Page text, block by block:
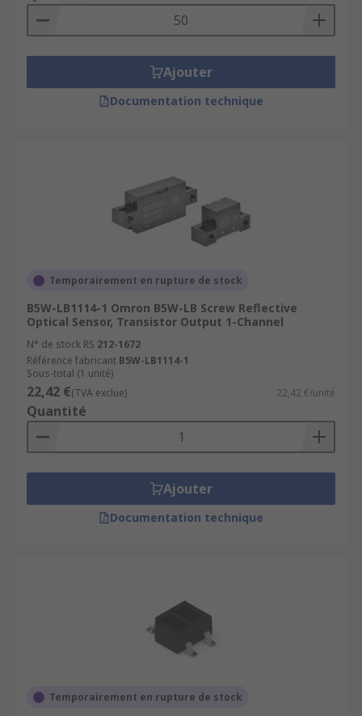
Ajouter
Documentation technique
Temporairement en rupture de stock
B5W-LB1114-1 Omron B5W-LB Screw Reflective
Optical Sensor, Transistor Output 1-Channel
N° de stock RS 212-1672
Référence fabricant B5W-LB1114-1
Sous-total (1 unité)
22,42 €(TVA exclue) 22,42 €/unité
Quantité
Ajouter
Documentation technique
Temporairement en rupture de stock